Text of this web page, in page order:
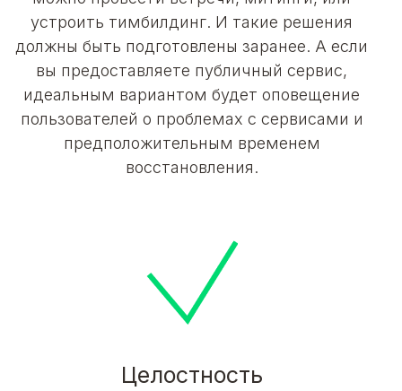
устроить тимбилдинг. И такие решения
должны быть подготовлены заранее. А если
вы предоставляете публичный сервис,
идеальным вариантом будет оповещение
пользователей о проблемах с сервисами и
предположительным временем
восстановления.
Целостность